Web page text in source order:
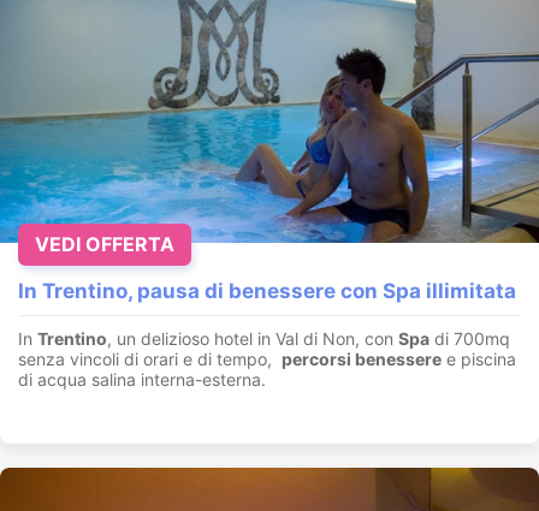
In Trentino, pausa di benessere con Spa illimitata
In Trentino, un delizioso hotel in Val di Non, con Spa di 700mq
senza vincoli di orari e di tempo, percorsi benessere e piscina
di acqua salina interna-esterna.
VEDI OFFERTA